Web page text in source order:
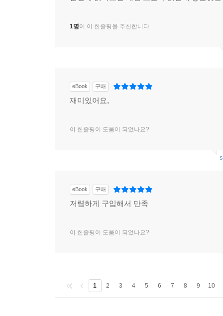
1명이 이 한줄평을 추천합니다.
eBook 구매
재미있어요,
이 한줄평이 도움이 되었나요?
eBook 구매
저렴하게 구입해서 만족
이 한줄평이 도움이 되었나요?
1 2 3 4 5 6 7 8 9 10